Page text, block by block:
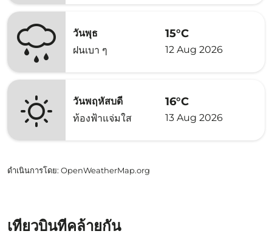
วันพุธ
ฝนเบา ๆ
15°C
12 Aug 2026
วันพฤหัสบดี
ท้องฟ้าแจ่มใส
16°C
13 Aug 2026
ดำเนินการโดย: OpenWeatherMap.org
เที่ยวบินที่คล้ายกัน